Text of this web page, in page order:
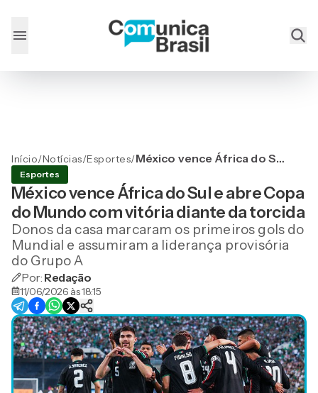
Início/Notícias/Esportes/México vence África do Sul
vitória diante da torcida
Esportes
México vence África do Sul e abre Copa
do Mundo com vitória diante da torcida
Donos da casa marcaram os primeiros gols do
Mundial e assumiram a liderança provisória
do Grupo A
Por: Redação
11/06/2026 às 18:15